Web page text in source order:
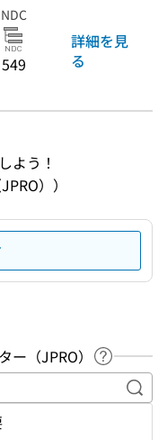
NDC
549
詳細を見
る
よう！
））
（JPRO）
ヘルプペ
キ